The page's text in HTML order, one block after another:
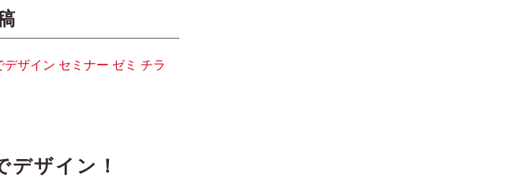
デザイン セミナー ゼミ チラ
ザイン！